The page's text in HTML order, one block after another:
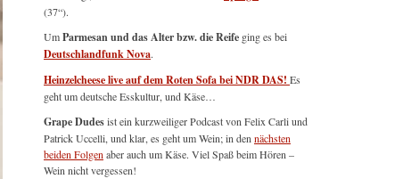
(37“).
UmParmesan und das Alter bzw. die Reife ging es bei
Deutschlandfunk Nova.
Heinzelcheese live auf dem Roten Sofa bei NDR DAS! Es
geht um deutsche Esskultur, und Käse…
Grape Dudesist ein kurzweiliger Podcast von Felix Carli und
Patrick Uccelli, und klar, es geht um Wein; in den nächsten
beiden Folgen aber auch um Käse. Viel Spaß beim Hören –
Wein nicht vergessen!